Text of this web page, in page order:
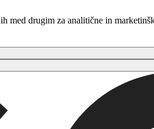
drugim za analitične in